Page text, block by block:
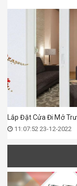
Lắp Đặt Cửa Đi Mở
11:07:52 23-12-2022